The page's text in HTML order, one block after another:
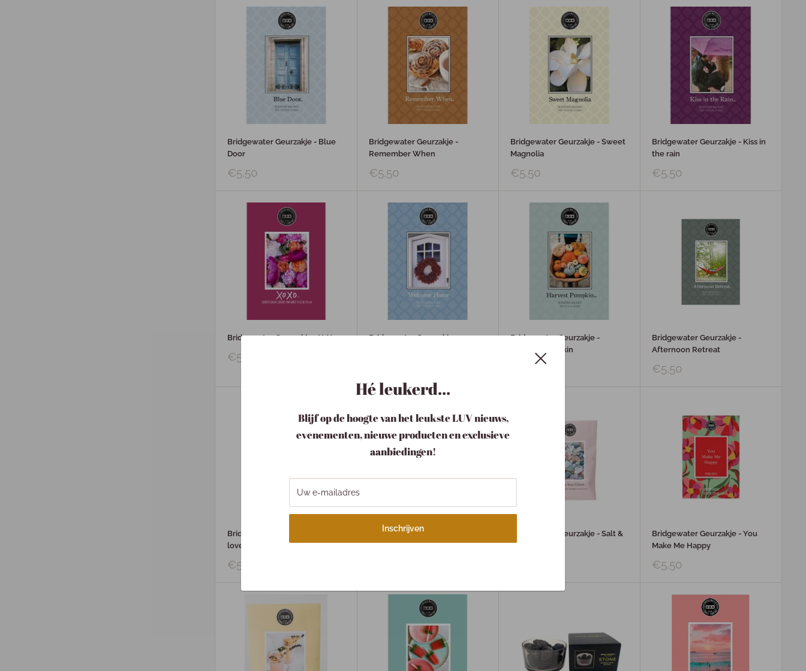
Hé leukerd...
Blijf op de hoogte van het leukste LUV nieuws,
evenementen, nieuwe producten en exclusieve
aanbiedingen!
Uw e-mailadres
Inschrijven
Bridgewater Geurzakje - Blue
Door
€5,50
Bridgewater Geurzakje -
Remember When
€5,50
Bridgewater Geurzakje - Sweet
Magnolia
€5,50
Bridgewater Geurzakje - Kiss in
the rain
€5,50
Bridgewater Geurzakje - XoXo
€5,50
Bridgewater Geurzakje -
Bridgewater Geurzakje -
Harvest Pumpkin
€5,50
Bridgewater Geurzakje -
Afternoon Retreat
€5,50
Bridgewater Geurzakje - Much
love
€5,50
Bridgewater Geurzakje -
Lavender Fields
Bridgewater Geurzakje - Salt &
Sea Glass
Bridgewater Geurzakje - You
Make Me Happy
€5,50